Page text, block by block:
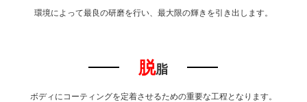
環境によって最良の研磨を行い、最大限の輝きを引き出します。
脱脂
ボディにコーティングを定着させるための重要な工程となります。